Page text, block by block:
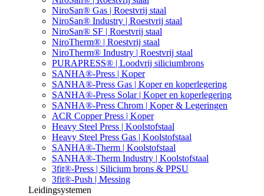
NiroSan® Gas | Roestvrij staal
NiroSan® Industry | Roestvrij staal
NiroSan® SF | Roestvrij staal
NiroTherm® | Roestvrij staal
NiroTherm® Industry | Roestvrij staal
PURAPRESS® | Loodvrij siliciumbrons
SANHA®-Press | Koper
SANHA®-Press Gas | Koper en koperlegering
SANHA®-Press Solar | Koper en koperlegering
SANHA®-Press Chrom | Koper & Legeringen
ACR Copper Press | Koper
Heavy Steel Press | Koolstofstaal
Heavy Steel Press Gas | Koolstofstaal
SANHA®-Therm | Koolstofstaal
SANHA®-Therm Industry | Koolstofstaal
3fit®-Press | Silicium brons & PPSU
3fit®-Push | Messing
Leidingsystemen